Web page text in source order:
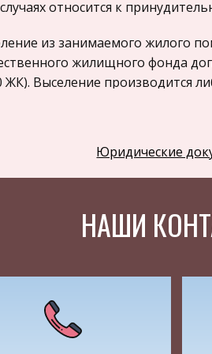
относится к
из занимаемого жилого
жилищного фонда
ЖК). Выселение производится
прокурора и для
исполнителя и органов
понятия расторжения
расторжением договора
квартплату, а наниматель
от обязанности
Юридические
НАШИ